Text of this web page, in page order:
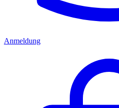
Anmeldung